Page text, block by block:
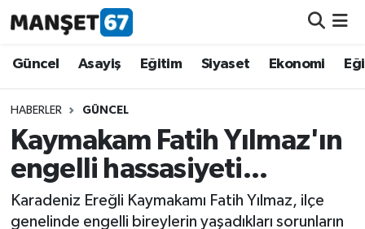
Güncel Asayiş Eğitim Siyaset Ekonomi
HABERLER GÜNCEL
Kaymakam Fatih Yılmaz'ın
engelli hassasiyeti...
Karadeniz Ereğli Kaymakamı Fatih Yılmaz, ilçe
genelinde engelli bireylerin yaşadıkları sorunların
Güncel
Asayiş
Siyaset
Spor